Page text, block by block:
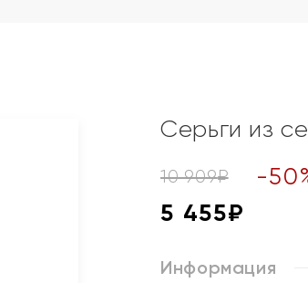
Серьги из
10 909₽ -50
5 455₽
Информация